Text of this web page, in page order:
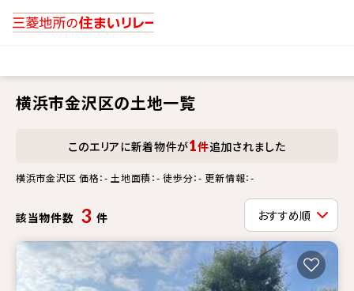
横浜市金沢区の土地一覧
このエリアに新着物件が1件追加されました
横浜市金沢区 価格：- 土地面積：- 徒歩分：- 更新情報：-
該当物件数 3 件